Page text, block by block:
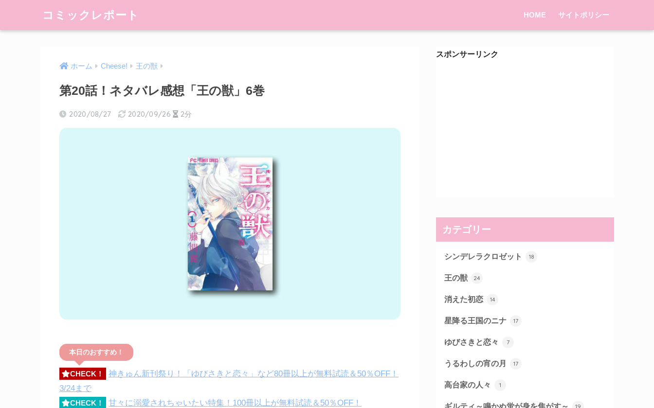
コミックレポート HOME サイトポリシー
ホーム Cheese! 王の獣
第20話！ネタバレ感想「王の獣」6巻
2020/08/27 2020/09/26 2分
本日のおすすめ！
CHECK！
神きゅん新刊祭り！「ゆびさきと恋々」など80冊以上が無料試読＆50％OFF！
3/24まで
CHECK！ 甘々に溺愛されちゃいたい特集！100冊以上が無料試読＆50％OFF！
スポンサーリンク
カテゴリー
シンデレラクロゼット 18
王の獣 24
消えた初恋 14
星降る王国のニナ 17
ゆびさきと恋々 7
うるわしの宵の月 17
高台家の人々 1
ギルティ～鳴かぬ蛍が身を焦がす～ 19